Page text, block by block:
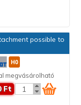
possible to
megvásárolható
Ft